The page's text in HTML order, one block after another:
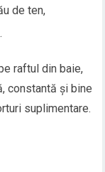
de ten,
raftul din baie,
constantă și bine
suplimentare.